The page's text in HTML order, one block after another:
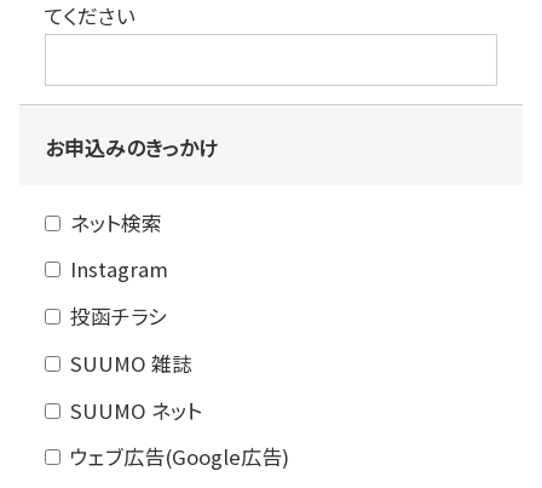
てください
お申込みのきっかけ
ネット検索
Instagram
投函チラシ
SUUMO 雑誌
SUUMO ネット
ウェブ広告(Google広告)